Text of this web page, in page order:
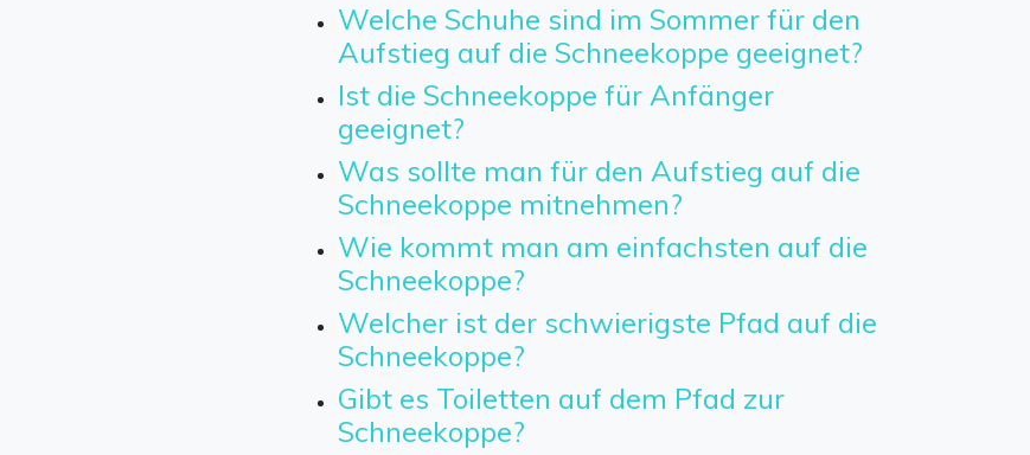
Welche Schuhe sind im Sommer für den
Aufstieg auf die Schneekoppe geeignet?
Ist die Schneekoppe für Anfänger
geeignet?
Was sollte man für den Aufstieg auf die
Schneekoppe mitnehmen?
Wie kommt man am einfachsten auf die
Schneekoppe?
Welcher ist der schwierigste Pfad auf die
Schneekoppe?
Gibt es Toiletten auf dem Pfad zur
Schneekoppe?